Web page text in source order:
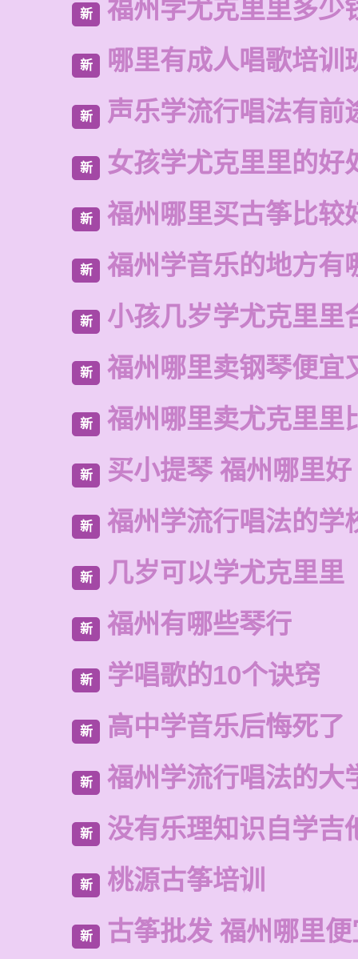
新 福州学尤克里里多少
新 哪里有成人唱歌培训
新 声乐学流行唱法有前
新 女孩学尤克里里的好
新 福州哪里买古筝比较
新 福州学音乐的地方有
新 小孩几岁学尤克里里
新 福州哪里卖钢琴便宜
新 福州哪里卖尤克里里
新 买小提琴 福州哪里好
新 福州学流行唱法的学
新 几岁可以学尤克里里
新 福州有哪些琴行
新 学唱歌的10个诀窍
新 高中学音乐后悔死了
新 福州学流行唱法的大
新 没有乐理知识自学吉
新 桃源古筝培训
新 古筝批发 福州哪里便